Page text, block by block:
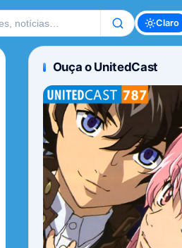
Claro
Ouça o UnitedCast